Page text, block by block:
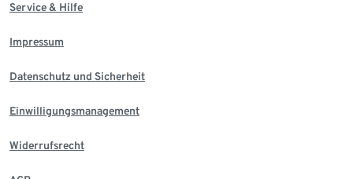
Service & Hilfe
Impressum
Datenschutz und Sicherheit
Einwilligungsmanagement
Widerrufsrecht